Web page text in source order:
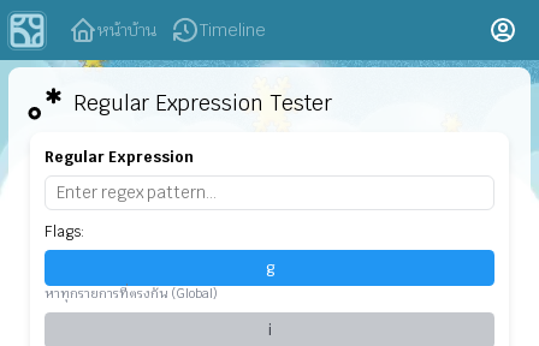
หน้าบ้าน Timeline
Regular Expression Tester
Regular Expression
Flags:
g
หาทุกรายการที่ตรงกัน (Global)
i